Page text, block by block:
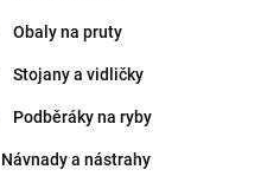
Obaly na pruty
Stojany a vidličky
Podběráky na ryby
Návnady a nástrahy